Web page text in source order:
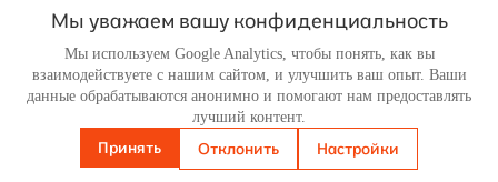
© Т-инвариант / T-invariant, 2026
Мы уважаем вашу конфиденциальность
Мы используем Google Analytics, чтобы понять, как вы
взаимодействуете с нашим сайтом, и улучшить ваш опыт. Ваши
данные обрабатываются анонимно и помогают нам предоставлять
лучший контент.
Принять Отклонить Настройки